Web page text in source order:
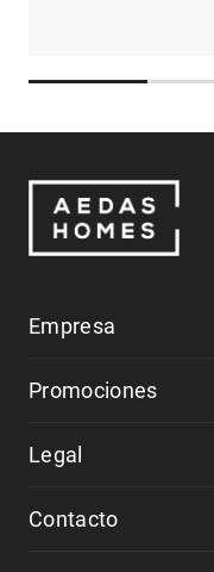
Empresa
Promociones
Legal
Contacto